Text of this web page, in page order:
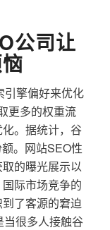
公司让
引擎偏好来优化
更多的权重流
。据统计，谷
。网站SEO性
的曝光展示以
际市场竞争的
了客源的窘迫
很多人接触谷